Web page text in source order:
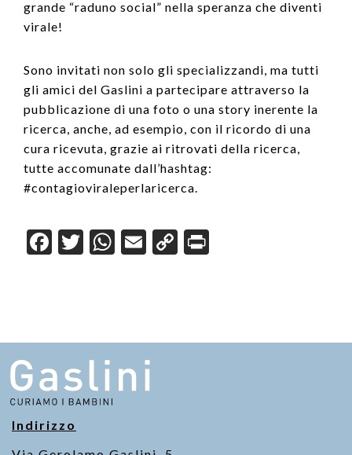
grande “raduno social” nella speranza che diventi
virale!
Sono invitati non solo gli specializzandi, ma tutti
gli amici del Gaslini a partecipare attraverso la
pubblicazione di una foto o una story inerente la
ricerca, anche, ad esempio, con il ricordo di una
cura ricevuta, grazie ai ritrovati della ricerca,
tutte accomunate dall’hashtag:
#contagioviraleperlaricerca.
F
a
b
o
o
k
T
wi
W
h
A
p
p
E
m
C
o
Li
Indirizzo